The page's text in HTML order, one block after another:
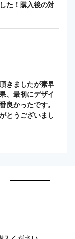
た！購入後の対
きましたが素早
、最初にデザイ
良かったです。
とうございまし